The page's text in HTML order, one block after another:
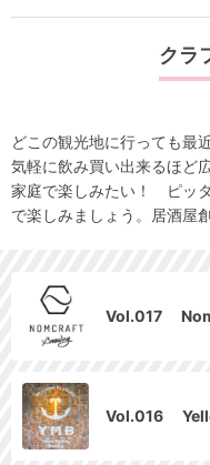
クラ
どこの観光地に行っても最
気軽に飲み買い出来るほど
家庭で楽しみたい！ ピッ
で楽しみましょう。居酒屋
Vol.017
Vol.016